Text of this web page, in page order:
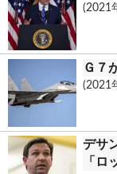
.
m
(2021
Ｇ７
(2021
デサ
「ロ